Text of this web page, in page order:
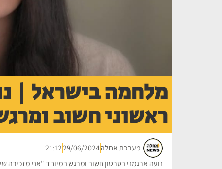
מלחמה בישראל |
ראשוני חשוב
מערכת אחלה29/06/2024
21:12
נועה ארגמני בסרטון חשוב ומרגש במיוחד "אני